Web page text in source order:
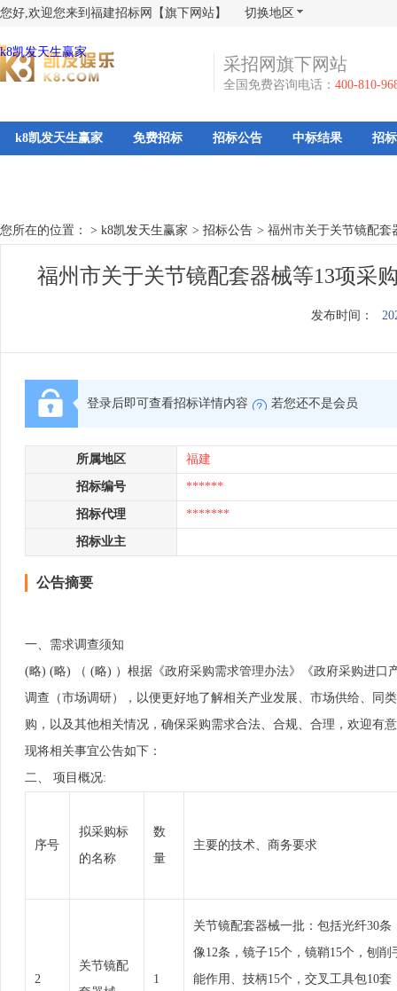
您好,欢迎您来到福建招标网【旗下网站】 切换地区
k8凯发天生赢家
采招网旗下网站
全国免费咨询电话： 400-810-
k8凯发天生赢家 免费招标 招标公告 中标结果 招
您所在的位置： > k8凯发天生赢家 > 招标公告 > 福州市关于关节镜配套
福州市关于关节镜配套器械等13项采
发布时间：
登录后即可查看招标详情内容 若您还不是会员
所属地区 福建
招标编号 ******
招标代理 *******
招标业主
公告摘要
一、需求调查须知
(略) (略) （ (略) ）根据《政府采购需求管理办法》《政府采购进
调查（市场调研），以便更好地了解相关产业发展、市场供给、同
购，以及其他相关情况，确保采购需求合法、合规、合理，欢迎有
现将相关事宜公告如下：
二、 项目概况:
序号
拟采购标
的名称
数
量
主要的技术、商务要求
2
关节镜配
1
关节镜配套器械一批：包括光纤30条
像12条，镜子15个，镜鞘15个，刨削
能作用、技柄15个，交叉工具包10套